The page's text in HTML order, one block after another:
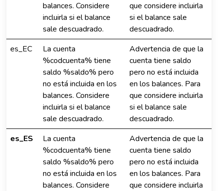
balances. Considere
incluirla si el balance
sale descuadrado.
que considere incluirla
si el balance sale
descuadrado.
es_EC
La cuenta
%codcuenta% tiene
saldo %saldo% pero
no está incluida en los
balances. Considere
incluirla si el balance
sale descuadrado.
Advertencia de que la
cuenta tiene saldo
pero no está incluida
en los balances. Para
que considere incluirla
si el balance sale
descuadrado.
es_ES
La cuenta
%codcuenta% tiene
saldo %saldo% pero
no está incluida en los
balances. Considere
Advertencia de que la
cuenta tiene saldo
pero no está incluida
en los balances. Para
que considere incluirla